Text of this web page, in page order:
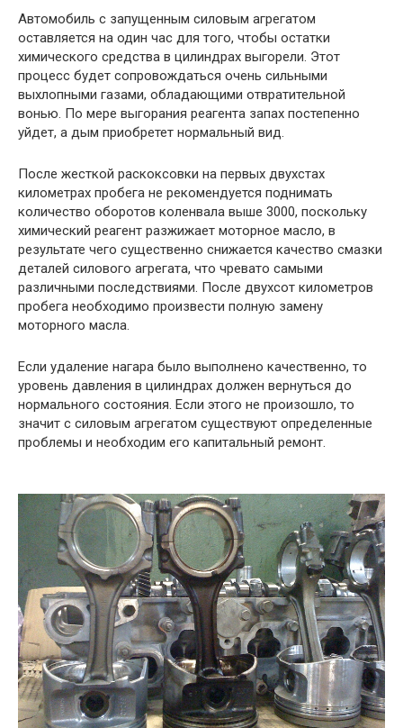
Автомобиль с запущенным силовым агрегатом
оставляется на один час для того, чтобы остатки
химического средства в цилиндрах выгорели. Этот
процесс будет сопровождаться очень сильными
выхлопными газами, обладающими отвратительной
вонью. По мере выгорания реагента запах постепенно
уйдет, а дым приобретет нормальный вид.
После жесткой раскоксовки на первых двухстах
километрах пробега не рекомендуется поднимать
количество оборотов коленвала выше 3000, поскольку
химический реагент разжижает моторное масло, в
результате чего существенно снижается качество смазки
деталей силового агрегата, что чревато самыми
различными последствиями. После двухсот километров
пробега необходимо произвести полную замену
моторного масла.
Если удаление нагара было выполнено качественно, то
уровень давления в цилиндрах должен вернуться до
нормального состояния. Если этого не произошло, то
значит с силовым агрегатом существуют определенные
проблемы и необходим его капитальный ремонт.